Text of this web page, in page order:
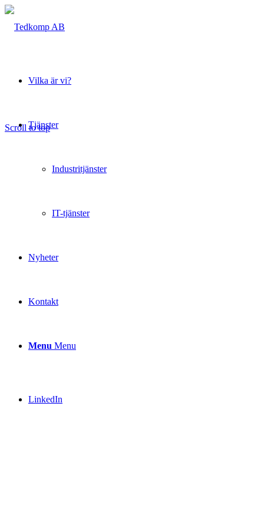
Vilka är vi?
Tjänster
Industritjänster
IT-tjänster
Nyheter
Kontakt
Menu Menu
LinkedIn
Scroll to top